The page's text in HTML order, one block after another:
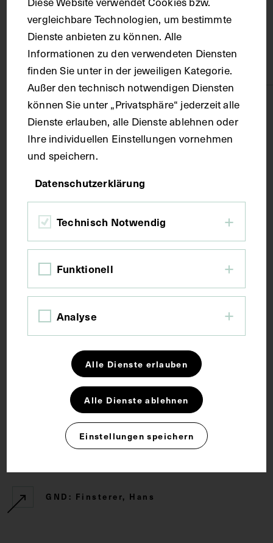
Material
Papier
Technik
Fotografie
Maße
Bildmaß 8 x 12,8 cm
Bildmaß inkl. Untergrund 8,8 x 13,6 cm
Schlagwörter
Chirurg Denkmal
CC BY-NC-SA 4.0
GND: Finsterer, Hans
vergleichbare Technologien, um bestimmte
Dienste anbieten zu können. Alle
Informationen zu den verwendeten Diensten
finden Sie unter in der jeweiligen Kategorie.
Außer den technisch notwendigen Diensten
können Sie unter „Privatsphäre“ jederzeit alle
Dienste erlauben, alle Dienste ablehnen oder
Ihre individuellen Einstellungen vornehmen
und speichern.
Datenschutzerklärung
Technisch Notwendig
Funktionell
Analyse
Alle Dienste erlauben
Alle Dienste ablehnen
Einstellungen speichern